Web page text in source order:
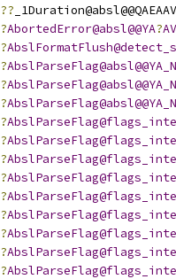
??
?AbortedError@absl@@YA?
?
?
?
?
?
?
?
?
?
?
?
?
?